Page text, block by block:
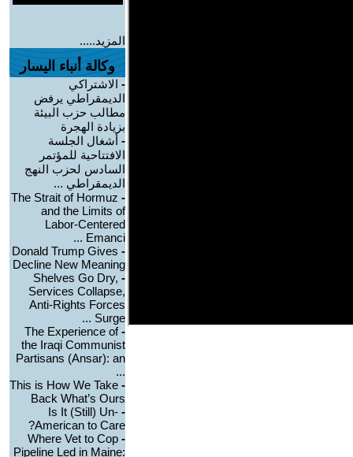
المزيد.....
وكالة أنباء اليسار
- الاشتراكي
الديمقراطي يرفض
مطالب حزب البيئة
بزيادة الهجرة
- أشغال الجلسة
الافتتاحية للمؤتمر
السادس لحزب النهج
الديمقراطي ...
-
The Strait of Hormuz
and the Limits of
Labor-Centered
Emanci ...
-
Donald Trump Gives
Decline New Meaning
-
Shelves Go Dry,
Services Collapse,
Anti-Rights Forces
Surge ...
-
The Experience of
the Iraqi Communist
Partisans (Ansar): an
...
-
This is How We Take
Back What’s Ours
-
Is It (Still) Un-
American to Care?
-
Where Vet to Cop
Pipeline Led in Maine: